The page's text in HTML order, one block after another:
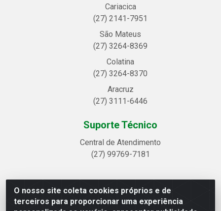
O nosso site coleta cookies próprios e de
terceiros para proporcionar uma experiência
Cariacica
(27) 2141-7951
São Mateus
(27) 3264-8369
Colatina
(27) 3264-8370
Aracruz
(27) 3111-6446
Suporte Técnico
Central de Atendimento
(27) 99769-7181
Linhavix Distribuidora LTDA - Avenida Alegre, 2521 -
Quadra314 Lote 05 e 07 - Shell, Linhares/ES - CEP